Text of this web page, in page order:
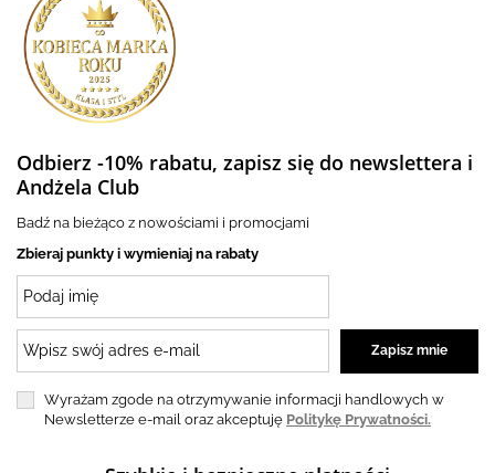
Odbierz -10% rabatu, zapisz się do newslettera i
Andżela Club
Badź na bieżąco z nowościami i promocjami
Zbieraj punkty i wymieniaj na rabaty
Wyrażam zgode na otrzymywanie informacji handlowych w
Newsletterze e-mail oraz akceptuję Politykę Prywatności.